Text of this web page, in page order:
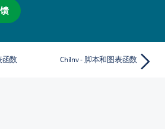
函数 ChiInv - 脚本和图表函数